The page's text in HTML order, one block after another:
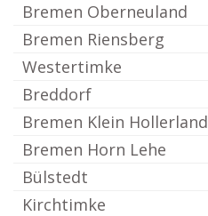
Bremen Oberneuland
Bremen Riensberg
Westertimke
Breddorf
Bremen Klein Hollerland
Bremen Horn Lehe
Bülstedt
Kirchtimke